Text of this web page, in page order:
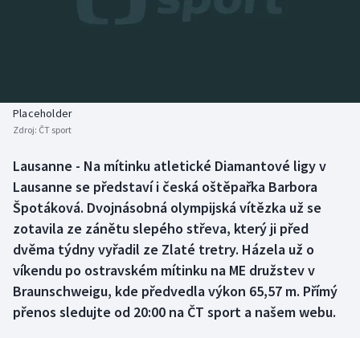
Biatlon
Box
Curling
Dostihy
Florbal
Aplikace ČT sport
Placeholder
Zdroj: ČT sport
Lausanne - Na mítinku atletické Diamantové ligy v
Lausanne se představí i česká oštěpařka Barbora
Špotáková. Dvojnásobná olympijská vítězka už se
zotavila ze zánětu slepého střeva, který ji před
dvěma týdny vyřadil ze Zlaté tretry. Házela už o
víkendu po ostravském mítinku na ME družstev v
Braunschweigu, kde předvedla výkon 65,57 m. Přímý
přenos sledujte od 20:00 na ČT sport a našem webu.